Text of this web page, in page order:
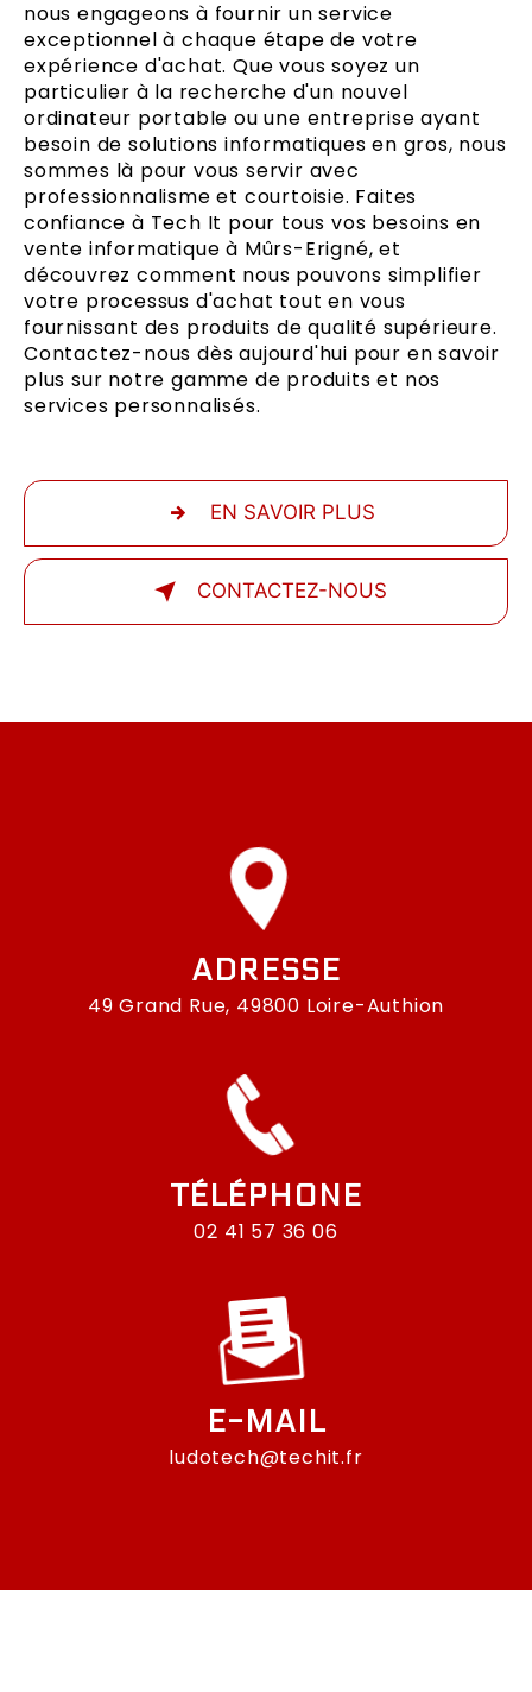
nous engageons à fournir un service
exceptionnel à chaque étape de votre
expérience d'achat. Que vous soyez un
particulier à la recherche d'un nouvel
ordinateur portable ou une entreprise ayant
besoin de solutions informatiques en gros, nous
sommes là pour vous servir avec
professionnalisme et courtoisie. Faites
confiance à Tech It pour tous vos besoins en
vente informatique à Mûrs-Erigné, et
découvrez comment nous pouvons simplifier
votre processus d'achat tout en vous
fournissant des produits de qualité supérieure.
Contactez-nous dès aujourd'hui pour en savoir
plus sur notre gamme de produits et nos
services personnalisés.
EN SAVOIR PLUS
CONTACTEZ-NOUS
ADRESSE
49 Grand Rue, 49800 Loire-Authion
TÉLÉPHONE
02 41 57 36 06
E-MAIL
ludotech@techit.fr